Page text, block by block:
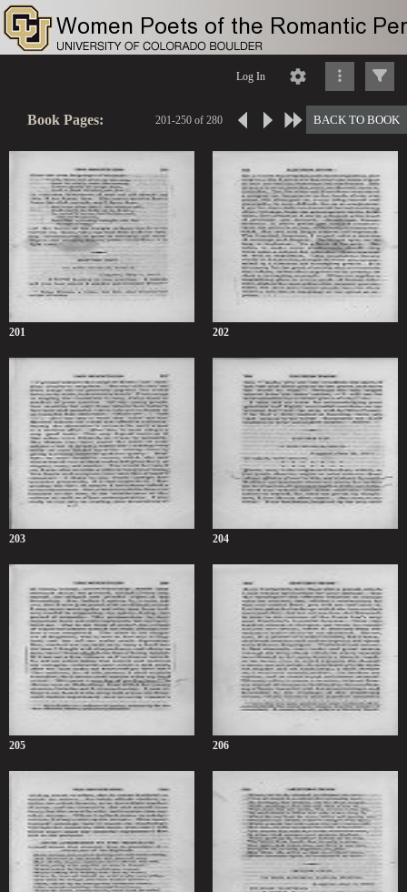
Log In
Book Pages: BACK TO BOOK
201-250 of 280
201 202
203 204
205 206